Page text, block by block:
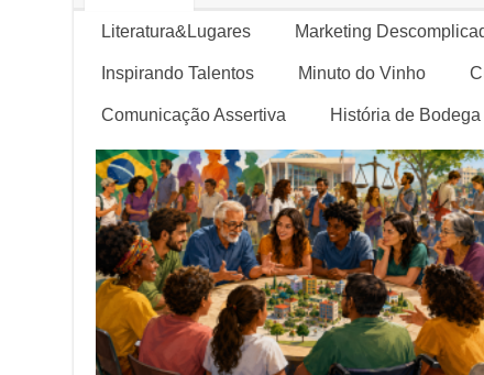
Literatura&Lugares Marketing
Inspirando Talentos Minuto do Vinho
Comunicação Assertiva História de Bodega